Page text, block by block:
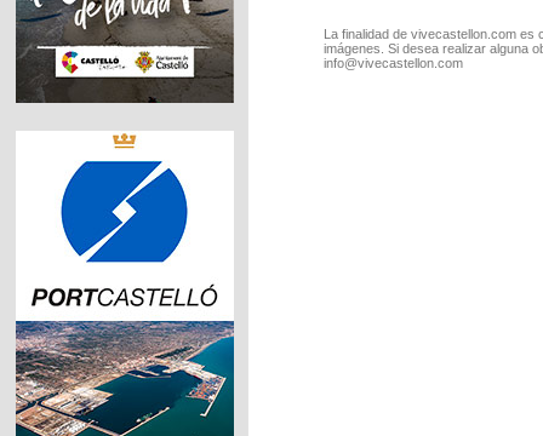
La finalidad de vivecastellon.com
imágenes. Si desea realizar alguna
info@vivecastellon.com